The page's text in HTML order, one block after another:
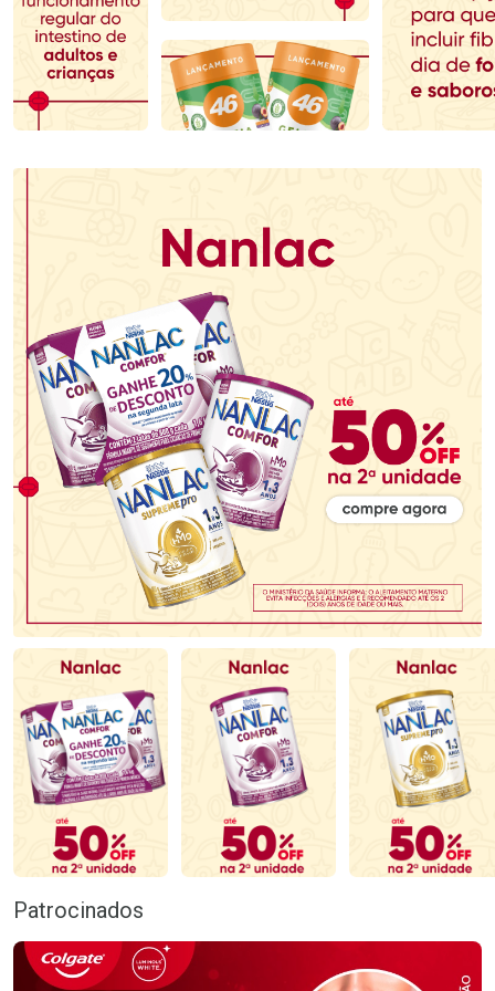
Comprar sem Desconto
Por R$ 70,79/cada
Comprar sem Desconto
Por R$ 70,79/cada
Comprar sem Desconto
Por R$ 279,90/cada
Comprar sem Desconto
Por R$ 279,90/cada
Patrocinados